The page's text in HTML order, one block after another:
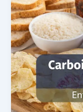
cardápio
simples